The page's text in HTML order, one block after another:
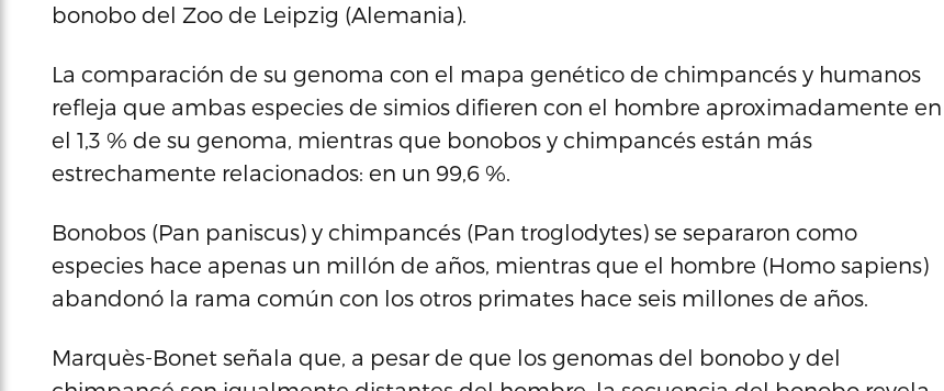
bonobo del Zoo de Leipzig (Alemania).
La comparación de su genoma con el mapa genético de chimpancés y humanos
refleja que ambas especies de simios difieren con el hombre aproximadamente en
el 1,3 % de su genoma, mientras que bonobos y chimpancés están más
estrechamente relacionados: en un 99,6 %.
Bonobos (Pan paniscus) y chimpancés (Pan troglodytes) se separaron como
especies hace apenas un millón de años, mientras que el hombre (Homo sapiens)
abandonó la rama común con los otros primates hace seis millones de años.
Marquès-Bonet señala que, a pesar de que los genomas del bonobo y del